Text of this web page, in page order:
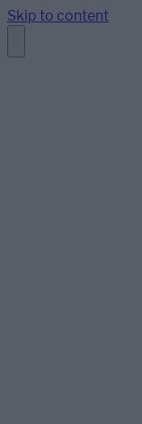
Skip to content